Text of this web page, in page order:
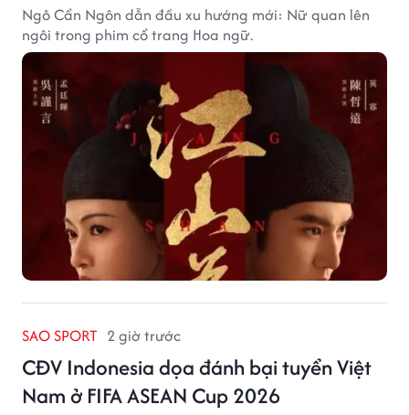
Ngô Cẩn Ngôn dẫn đầu xu hướng mới: Nữ quan lên
ngôi trong phim cổ trang Hoa ngữ.
SAO SPORT 2 giờ trước
CĐV Indonesia dọa đánh bại tuyển Việt
Nam ở FIFA ASEAN Cup 2026